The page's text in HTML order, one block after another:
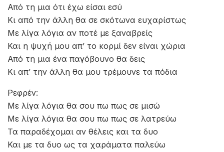
Από τη μια ότι έχω είσαι εσύ
Κι από την άλλη θα σε σκότωνα ευχαρίστως
Με λίγα λόγια αν ποτέ με ξαναβρείς
Και η ψυχή μου απ’ το κορμί δεν είναι χώρια
Από τη μια ένα παγόβουνο θα δεις
Κι απ’ την άλλη θα μου τρέμουνε τα πόδια
Ρεφρέν:
Με λίγα λόγια θα σου πω πως σε μισώ
Με λίγα λόγια θα σου πω πως σε λατρεύω
Τα παραδέχομαι αν θέλεις και τα δυο
Και με τα δυο ως τα χαράματα παλεύω